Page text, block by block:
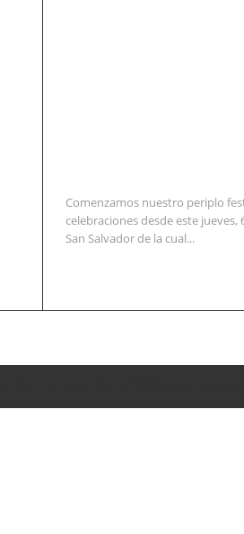
Comenzamos nuestro periplo
celebraciones desde este
San Salvador de la cual...